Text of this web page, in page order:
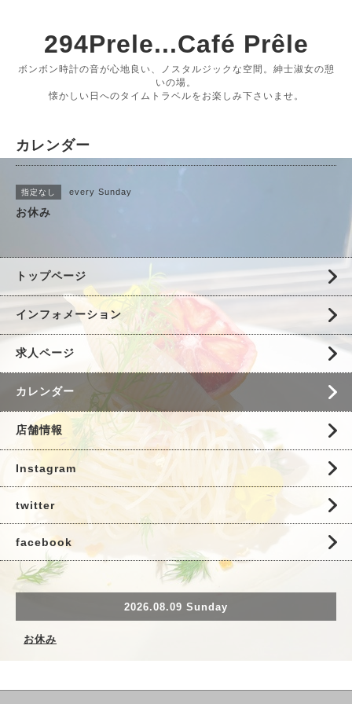
294Prele...Café Prêle
ボンボン時計の音が心地良い、ノスタルジックな空間。紳士淑女の憩
いの場。
懐かしい日へのタイムトラベルをお楽しみ下さいませ。
カレンダー
指定なし every Sunday
お休み
トップページ
インフォメーション
求人ページ
カレンダー
店舗情報
Instagram
twitter
facebook
2026.08.09 Sunday
お休み